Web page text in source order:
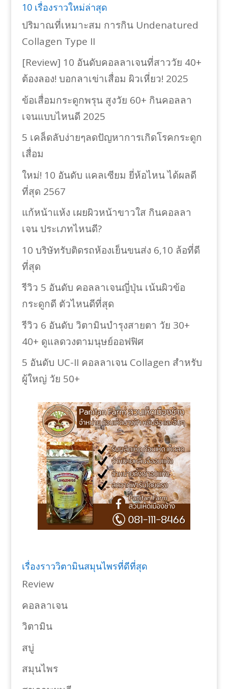
10 เรื่องราวใหม่ล่าสุด
ปริมาณที่เหมาะสม การกิน Undenatured
Collagen Type II
[Review] 10 อันดับคอลลาเจนที่สาววัย 40+
ต้องลอง! บอกลาเข่าเสื่อม ผิวเหี่ยว! 2025
ข้อเสื่อมกระดูกพรุน สูงวัย 60+ กินคอลลา
เจนแบบไหนดี 2025
5 เคล็ดลับง่ายๆลดปัญหาการเกิดโรคกระดูก
เสื่อม
ใหม่! 10 อันดับ แคลเซียม ยี่ห้อไหน ได้ผลดี
ที่สุด 2567
แก้หน้าแห้ง เผยผิวหน้าขาวใส กินคอลลา
เจน ประเภทไหนดี?
10 บริษัทรับติดรถห้องเย็นขนส่ง 6,10 ล้อที่ดี
ที่สุด
รีวิว 5 อันดับ คอลลาเจนญี่ปุ่น เน้นผิวข้อ
กระดูกดี ตัวไหนดีที่สุด
รีวิว 6 อันดับ วิตามินบำรุงสายตา วัย 30+
40+ ดูแลดวงตามนุษย์ออฟฟิศ
5 อันดับ UC-II คอลลาเจน Collagen สำหรับ
ผู้ใหญ่ วัย 50+
เรื่องราววิตามินสมุนไพรที่ดีที่สุด
Review
คอลลาเจน
วิตามิน
สบู่
สมุนไพร